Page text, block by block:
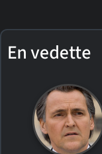
En vedette